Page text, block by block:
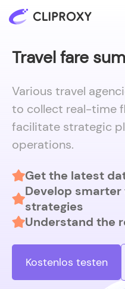
Travel fare
Various travel
to collect real-time
facilitate strategic
operations.
Get the latest
Develop
strategies
Understand the
Kostenlos testen